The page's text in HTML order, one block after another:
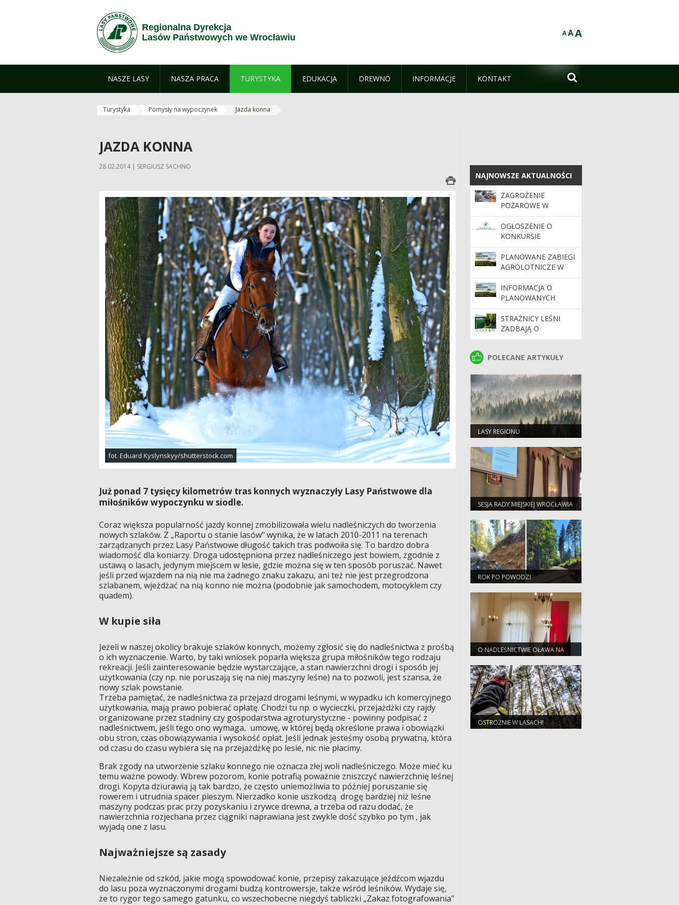
Regionalna Dyrekcja
Lasów Państwowych we Wrocławiu
AAA
NASZE LASY NASZA PRACA TURYSTYKA EDUKACJA DREWNO INFORMACJE KONTAKT 
Turystyka Pomysły na wypoczynek Jazda konna
JAZDA KONNA
28.02.2014 | SERGIUSZ SACHNO
fot. Eduard Kyslynskyy/shutterstock.com
Już ponad 7 tysięcy kilometrów tras konnych wyznaczyły Lasy Państwowe dla
miłośników wypoczynku w siodle.
Coraz większa popularność jazdy konnej zmobilizowała wielu nadleśniczych do tworzenia
nowych szlaków. Z „Raportu o stanie lasów" wynika, że w latach 2010-2011 na terenach
zarządzanych przez Lasy Państwowe długość takich tras podwoiła się. To bardzo dobra
wiadomość dla koniarzy. Droga udostępniona przez nadleśniczego jest bowiem, zgodnie z
ustawą o lasach, jedynym miejscem w lesie, gdzie można się w ten sposób poruszać. Nawet
jeśli przed wjazdem na nią nie ma żadnego znaku zakazu, ani też nie jest przegrodzona
szlabanem, wjeżdżać na nią konno nie można (podobnie jak samochodem, motocyklem czy
quadem).
W kupie siła
Jeżeli w naszej okolicy brakuje szlaków konnych, możemy zgłosić się do nadleśnictwa z prośbą
o ich wyznaczenie. Warto, by taki wniosek poparła większa grupa miłośników tego rodzaju
rekreacji. Jeśli zainteresowanie będzie wystarczające, a stan nawierzchni drogi i sposób jej
użytkowania (czy np. nie poruszają się na niej maszyny leśne) na to pozwoli, jest szansa, że
nowy szlak powstanie.
Trzeba pamiętać, że nadleśnictwa za przejazd drogami leśnymi, w wypadku ich komercyjnego
użytkowania, mają prawo pobierać opłatę. Chodzi tu np. o wycieczki, przejażdżki czy rajdy
organizowane przez stadniny czy gospodarstwa agroturystyczne - powinny podpisać z
nadleśnictwem, jeśli tego ono wymaga, umowę, w której będą określone prawa i obowiązki
obu stron, czas obowiązywania i wysokość opłat. Jeśli jednak jesteśmy osobą prywatną, która
od czasu do czasu wybiera się na przejażdżkę po lesie, nic nie płacimy.
Brak zgody na utworzenie szlaku konnego nie oznacza złej woli nadleśniczego. Może mieć ku
temu ważne powody. Wbrew pozorom, konie potrafią poważnie zniszczyć nawierzchnię leśnej
drogi. Kopyta dziurawią ją tak bardzo, że często uniemożliwia to później poruszanie się
rowerem i utrudnia spacer pieszym. Nierzadko konie uszkodzą drogę bardziej niż leśne
maszyny podczas prac przy pozyskaniu i zrywce drewna, a trzeba od razu dodać, że
nawierzchnia rozjechana przez ciągniki naprawiana jest zwykle dość szybko po tym , jak
wyjadą one z lasu.
Najważniejsze są zasady
Niezależnie od szkód, jakie mogą spowodować konie, przepisy zakazujące jeźdźcom wjazdu
do lasu poza wyznaczonymi drogami budzą kontrowersje, także wśród leśników. Wydaje się,
że to rygor tego samego gatunku, co wszechobecne niegdyś tabliczki „Zakaz fotografowania"
NAJNOWSZE AKTUALNOŚCI
NAJNOWSZE AKTUALNOŚCI
ZAGROŻENIE
POŻAROWE W
LASACH. APEL O
OSTROŻNOŚĆ
OGŁOSZENIE O
KONKURSIE
PLANOWANE ZABIEGI
AGROLOTNICZE W
NADLEŚNICTWIE
RUSZÓW
INFORMACJA O
PLANOWANYCH
ZABIEGACH
AGROLOTNICZYCH
NA TERENACH
LEŚNYCH W
REGIONALNEJ
PAŃSTWOWYCH WE
WROCŁAWIU
STRAŻNICY LEŚNI
ZADBAJĄ O
BEZPIECZEŃSTWO
POLECANE ARTYKUŁY
POLECANE ARTYKUŁY
LASY REGIONU
SESJA RADY MIEJSKIEJ WROCŁAWIA
Z UDZIAŁEM NADLEŚNICZYCH
ROK PO POWODZI
O NADLEŚNICTWIE OŁAWA NA
POSIEDZENIU KOMISJI RADY
MIEJSKIEJ W JELCZU –
LASKOWICACH
OSTROŻNIE W LASACH!